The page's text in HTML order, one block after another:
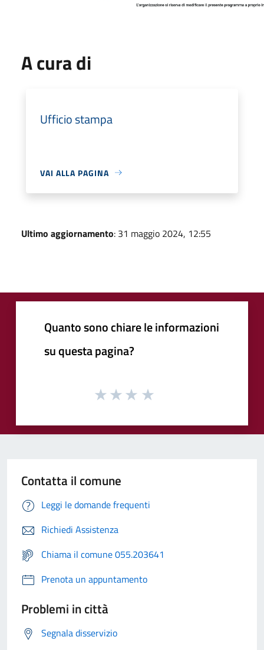
A cura di
Ufficio stampa
VAI ALLA PAGINA
Ultimo aggiornamento: 31 maggio 2024, 12:55
Quanto sono chiare le informazioni
su questa pagina?
Contatta il comune
Leggi le domande frequenti
Richiedi Assistenza
Chiama il comune 055.203641
Prenota un appuntamento
Problemi in città
Segnala disservizio